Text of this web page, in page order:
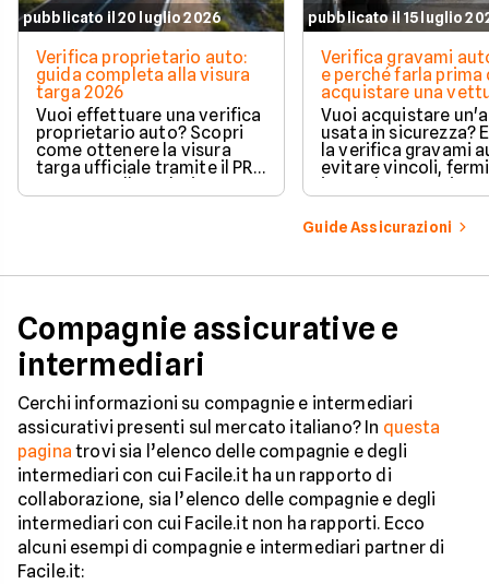
pubblicato il 20 luglio 2026
Verifica proprietario auto:
guida completa alla visura
targa 2026
Vuoi effettuare una verifica
proprietario auto? Scopri
come ottenere la visura
targa ufficiale tramite il PRA
per controllare dati e
vincoli in totale sicurezza.
pubblicato il 15 luglio
Verifica gravami
e perché farla prima
acquistare una
Vuoi acquistare
usata in sicurezza?
la verifica gravami
evitare vincoli,
ipoteche. Scopri
tutelare il tuo
Guide Assicurazioni
Compagnie assicurative e
intermediari
Cerchi informazioni su compagnie e intermediari
assicurativi presenti sul mercato italiano? In questa
pagina trovi sia l’elenco delle compagnie e degli
intermediari con cui Facile.it ha un rapporto di
collaborazione, sia l’elenco delle compagnie e degli
intermediari con cui Facile.it non ha rapporti. Ecco
alcuni esempi di compagnie e intermediari partner di
Facile.it: